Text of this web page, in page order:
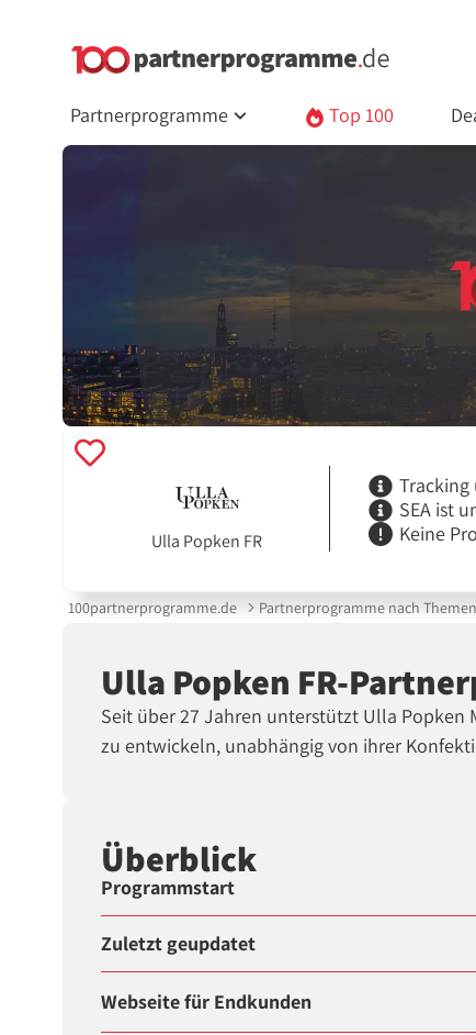
Partnerprogramme Top 100
Ulla Popken FR
SEA ist
Keine
100partnerprogramme.de Partnerprogramme nach Themen
Ulla Popken FR-
Seit über 27 Jahren unterstützt Ulla Popken
zu entwickeln, unabhängig von ihrer
Überblick
Programmstart
Zuletzt geupdatet
Webseite für Endkunden